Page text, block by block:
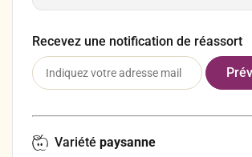
Recevez une notification de réassort
Variété paysanne